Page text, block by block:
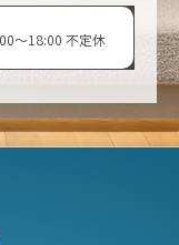
〜18:00 不定休